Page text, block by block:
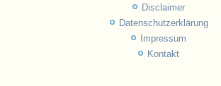
Disclaimer
Datenschutzerklärung
Impressum
Kontakt